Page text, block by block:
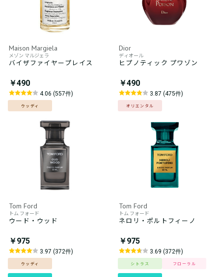
Maison Margiela
メゾン マルジェラ
バイザファイヤープレイス
￥490
4.06 (557件)
ウッディ
Dior
ディオール
ヒプノティック プワゾン
￥490
3.87 (475件)
オリエンタル
Tom Ford
トム フォード
ウード・ウッド
￥975
3.97 (372件)
ウッディ
Tom Ford
トム フォード
ネロリ・ポルトフィーノ
￥975
3.69 (372件)
シトラス フローラル